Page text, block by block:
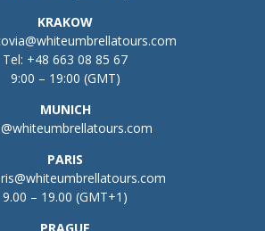
KRAKOW
Tel: +48 663 08 85 67
9:00 – 19:00 (GMT)
MUNICH
PARIS
9.00 – 19.00 (GMT+1)